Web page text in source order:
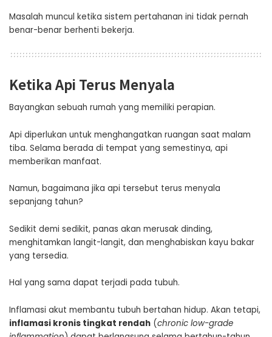
Masalah muncul ketika sistem pertahanan ini tidak pernah
benar-benar berhenti bekerja.
Ketika Api Terus Menyala
Bayangkan sebuah rumah yang memiliki perapian.
Api diperlukan untuk menghangatkan ruangan saat malam
tiba. Selama berada di tempat yang semestinya, api
memberikan manfaat.
Namun, bagaimana jika api tersebut terus menyala
sepanjang tahun?
Sedikit demi sedikit, panas akan merusak dinding,
menghitamkan langit-langit, dan menghabiskan kayu bakar
yang tersedia.
Hal yang sama dapat terjadi pada tubuh.
Inflamasi akut membantu tubuh bertahan hidup. Akan tetapi,
inflamasi kronis tingkat rendah (chronic low-grade